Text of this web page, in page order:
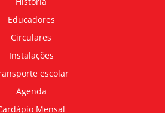
Educadores
Circulares
Instalações
escolar
Agenda
Mensal